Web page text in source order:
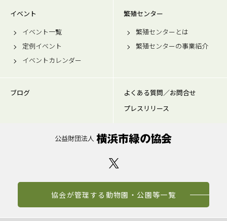
イベント
イベント一覧
定例イベント
イベントカレンダー
繁殖センター
繁殖センターとは
繁殖センターの事業紹介
ブログ
よくある質問／お問合せ
プレスリリース
協会が管理する動物園・公園等一覧